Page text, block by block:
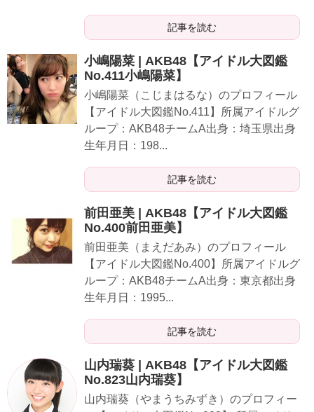
記事を読む
小嶋陽菜 | AKB48【アイドル大図鑑
No.411小嶋陽菜】
小嶋陽菜（こじまはるな）のプロフィール
【アイドル大図鑑No.411】所属アイドルグ
ループ：AKB48チームA出身：埼玉県出身
生年月日：198...
記事を読む
前田亜美 | AKB48【アイドル大図鑑
No.400前田亜美】
前田亜美（まえだあみ）のプロフィール
【アイドル大図鑑No.400】所属アイドルグ
ループ：AKB48チームA出身：東京都出身
生年月日：1995...
記事を読む
山内瑞葵 | AKB48【アイドル大図鑑
No.823山内瑞葵】
山内瑞葵（やまうちみずき）のプロフィー